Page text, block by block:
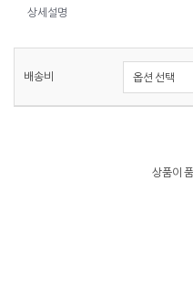
상세설명
배송비
상품이